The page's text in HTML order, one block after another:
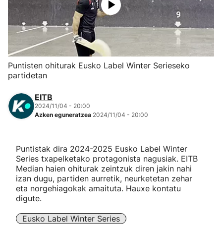
Herri-kirolak
Eskubaloia
Kirolak 360
Atletismoa
Kirol gehiago
"Helmuga"
Puntisten ohiturak Eusko Label Winter Serieseko
partidetan
EITB
2024/11/04 - 20:00
Azken eguneratzea 2024/11/04 - 20:00
Puntistak dira 2024-2025 Eusko Label Winter
Series txapelketako protagonista nagusiak. EITB
Median haien ohiturak zeintzuk diren jakin nahi
izan dugu, partiden aurretik, neurketetan zehar
eta norgehiagokak amaituta. Hauxe kontatu
digute.
Eusko Label Winter Series